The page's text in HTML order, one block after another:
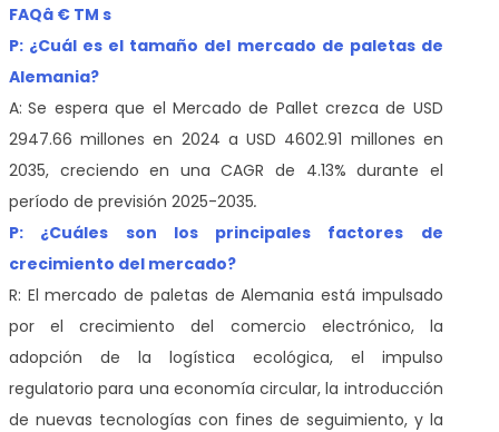
FAQâ € TM s
P: ¿Cuál es el tamaño del mercado de paletas de
Alemania?
A: Se espera que el Mercado de Pallet crezca de USD
2947.66 millones en 2024 a USD 4602.91 millones en
2035, creciendo en una CAGR de 4.13% durante el
período de previsión 2025-2035.
P: ¿Cuáles son los principales factores de
crecimiento del mercado?
R: El mercado de paletas de Alemania está impulsado
por el crecimiento del comercio electrónico, la
adopción de la logística ecológica, el impulso
regulatorio para una economía circular, la introducción
de nuevas tecnologías con fines de seguimiento, y la